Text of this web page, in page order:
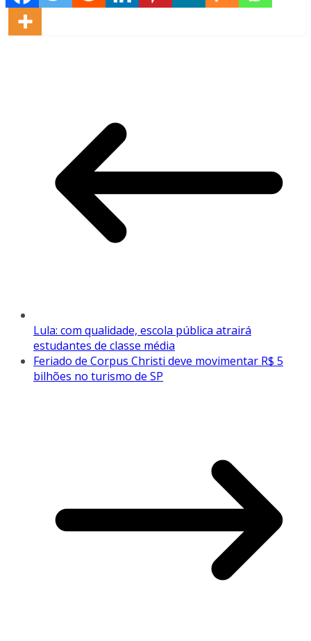
Lula: com qualidade, escola pública atrairá
estudantes de classe média
Feriado de Corpus Christi deve movimentar R$ 5
bilhões no turismo de SP